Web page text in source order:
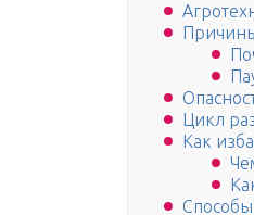
Цикл
Как